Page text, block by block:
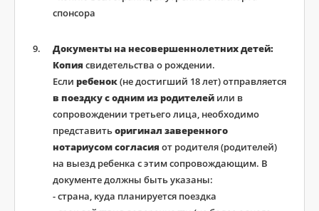
спонсора
Документы на несовершеннолетних детей:
Копия свидетельства о рождении.
Если ребенок(не достигший 18 лет) отправляется
в поездку с одним из родителей или в
сопровождении третьего лица, необходимо
представитьоригинал заверенного
нотариусом согласия от родителя (родителей)
на выезд ребенка с этим сопровождающим. В
документе должны быть указаны:
- страна, куда планируется поездка